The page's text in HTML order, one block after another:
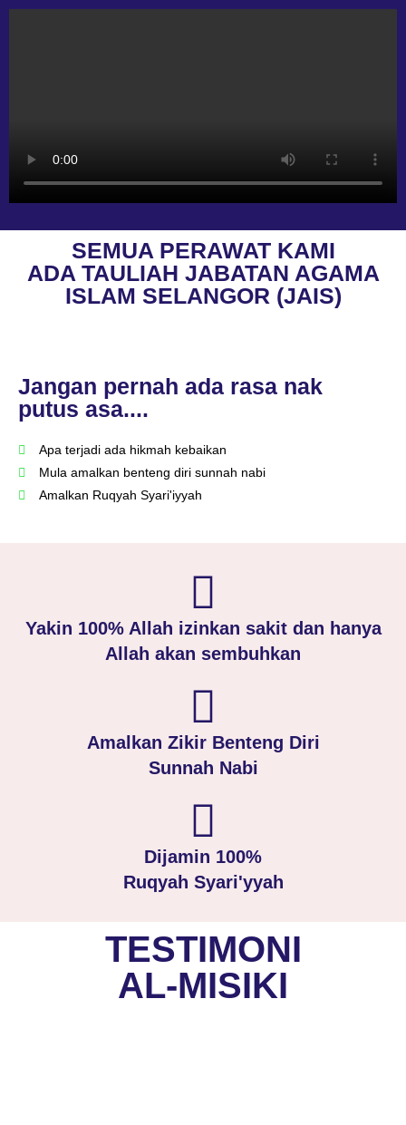
SEMUA PERAWAT KAMI
ADA TAULIAH JABATAN AGAMA
ISLAM SELANGOR (JAIS)
Jangan pernah ada rasa nak
putus asa....
Apa terjadi ada hikmah kebaikan
Mula amalkan benteng diri sunnah nabi
Amalkan Ruqyah Syari'iyyah
Yakin 100% Allah izinkan sakit dan hanya
Allah akan sembuhkan
Amalkan Zikir Benteng Diri
Sunnah Nabi
Dijamin 100%
Ruqyah Syari'yyah
TESTIMONI
AL-MISIKI